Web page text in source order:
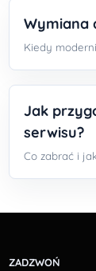
Wymiana
Kiedy
Jak
serwisu?
Co zabrać i
ZADZWOŃ